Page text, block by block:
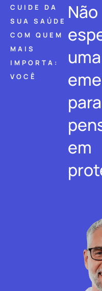
CUIDE DA
SUA SAÚDE
COM QUEM
MAIS
IMPORTA:
VOCÊ
Não
uma
para
em